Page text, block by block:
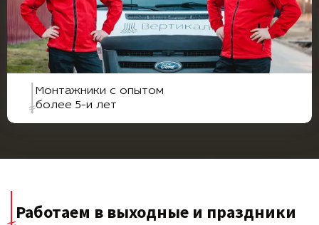
Монтажники с опытом
более 5-и лет
Работаем в выходные и праздники